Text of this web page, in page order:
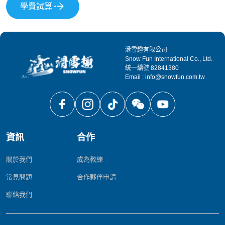
學費試算
滑雪趣有限公司
Snow Fun International Co., Ltd.
統一編號 82841380
Email : info@snowfun.com.tw
資訊
關於我們
常見問題
聯絡我們
合作
成為教練
合作夥伴申請